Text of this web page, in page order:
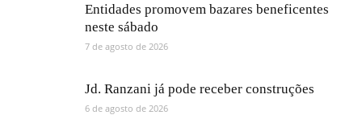
Entidades promovem bazares beneficentes
neste sábado
7 de agosto de 2026
Jd. Ranzani já pode receber construções
6 de agosto de 2026